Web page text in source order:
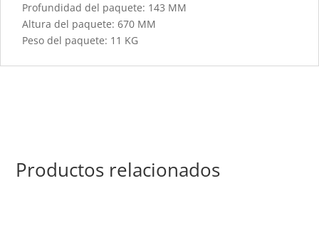
Profundidad del paquete: 143 MM
Altura del paquete: 670 MM
Peso del paquete: 11 KG
Productos relacionados